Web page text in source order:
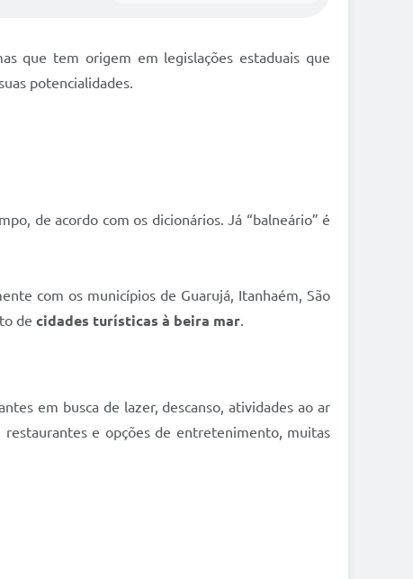
que tem origem em legislações estaduais que
potencialidades.
de acordo com os dicionários. Já “balneário” é
com os municípios de Guarujá, Itanhaém, São
de cidades turísticas à beira mar.
em busca de lazer, descanso, atividades ao ar
e opções de entretenimento, muitas